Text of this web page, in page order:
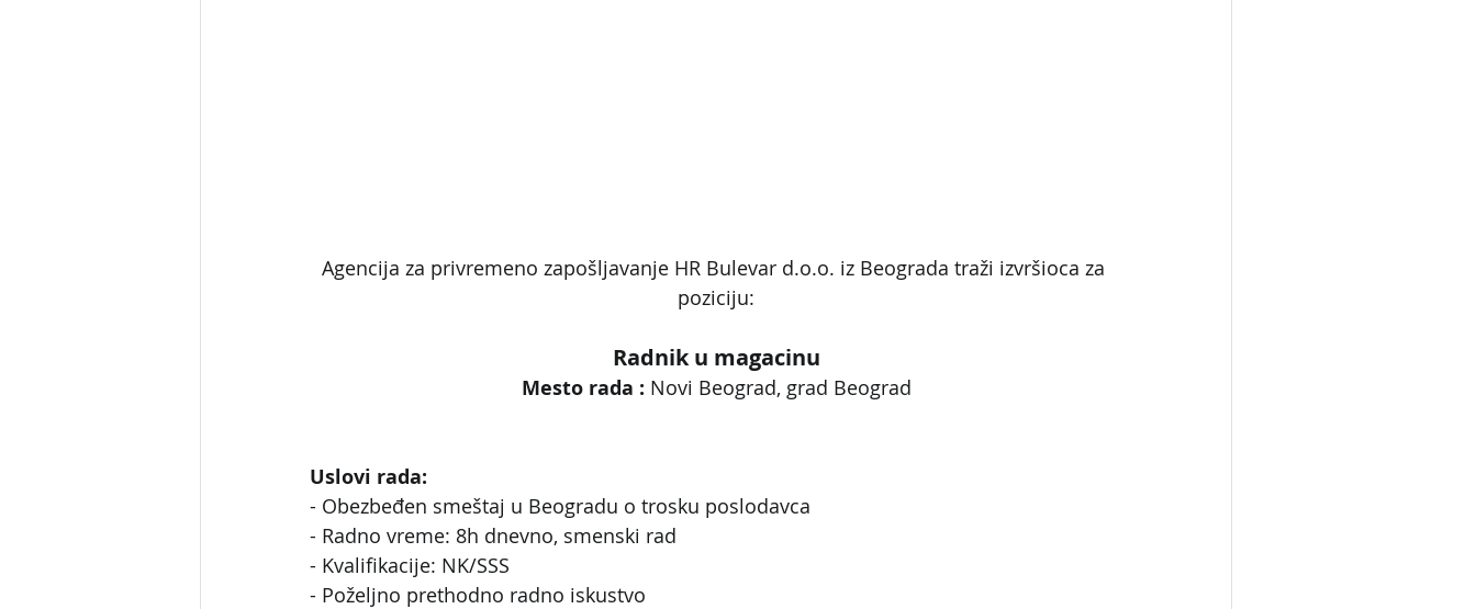
Agencija za privremeno zapošljavanje HR Bulevar d.o.o. iz Beograda traži izvršioca za
poziciju:
Radnik u magacinu
Mesto rada : Novi Beograd, grad Beograd
Uslovi rada:
- Obezbeđen smeštaj u Beogradu o trosku poslodavca
- Radno vreme: 8h dnevno, smenski rad
- Kvalifikacije: NK/SSS
- Poželjno prethodno radno iskustvo